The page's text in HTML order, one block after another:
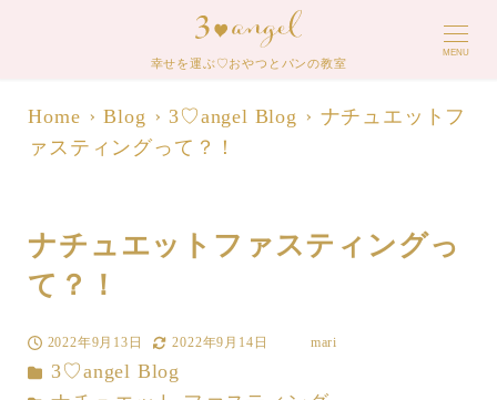
幸せを運ぶ♡おやつとパンの教室
MENU
Home Blog 3♡angel Blog
ナチュエットフ
ァスティングって？！
ナチュエットファスティングっ
て？！
投稿日
2022年9月13日
更新日
2022年9月14日
mari
カテゴリー
3♡angel Blog
カテゴリー